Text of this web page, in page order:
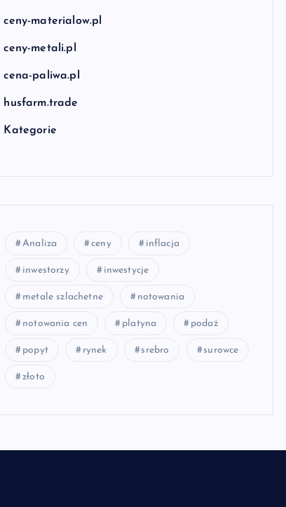
ceny-materialow.pl
ceny-metali.pl
cena-paliwa.pl
husfarm.trade
Kategorie
Analiza ceny inflacja
inwestorzy inwestycje
metale szlachetne notowania
notowania cen platyna podaż
popyt rynek srebro surowce
złoto